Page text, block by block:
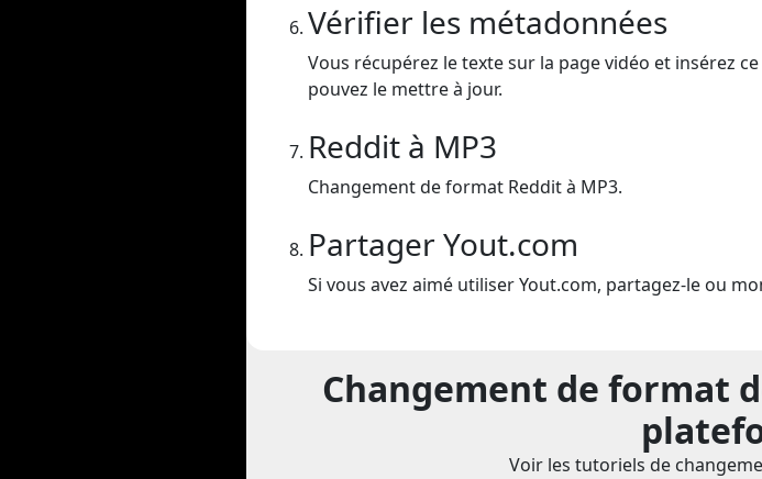
Vérifier les métadonnées
Vous récupérez le texte sur la page vidéo et insérez
pouvez le mettre à jour.
Reddit à MP3
Changement de format Reddit à MP3.
Partager Yout.com
Si vous avez aimé utiliser Yout.com, partagez-le ou
Changement de format
Voir les tutoriels de